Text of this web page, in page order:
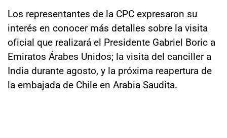
Los representantes de la CPC expresaron su
interés en conocer más detalles sobre la visita
oficial que realizará el Presidente Gabriel Boric a
Emiratos Árabes Unidos; la visita del canciller a
India durante agosto, y la próxima reapertura de
la embajada de Chile en Arabia Saudita.